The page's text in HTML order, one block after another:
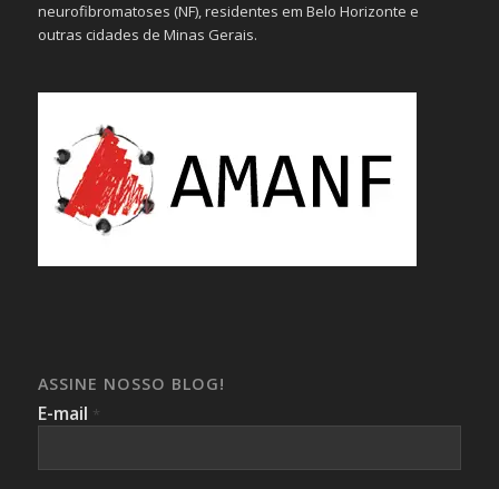
neurofibromatoses (NF), residentes em Belo Horizonte e
outras cidades de Minas Gerais.
ASSINE NOSSO BLOG!
E-mail *